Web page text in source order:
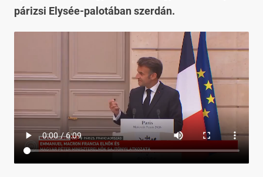
párizsi Elysée-palotában szerdán.